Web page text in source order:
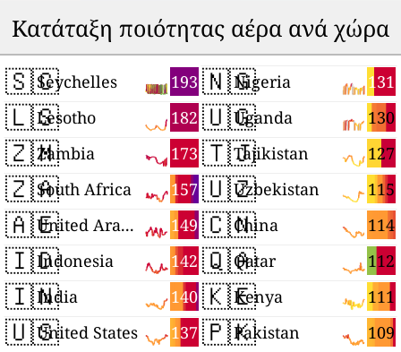
Κατάταξη ποιότητας αέρα ανά χώρα
🇸🇨 193
Seychelles
🇱🇸 182
Lesotho
🇿🇲 173
Zambia
🇿🇦 157
South Africa
🇦🇪 149
United Arab Emirates
🇮🇩 142
Indonesia
🇮🇳 140
India
🇺🇸 137
United States
🇳🇬 131
Nigeria
🇺🇬 130
Uganda
🇹🇯 127
Tajikistan
🇺🇿 115
Uzbekistan
🇨🇳 114
China
🇶🇦 112
Qatar
🇰🇪 111
Kenya
🇵🇰 109
Pakistan